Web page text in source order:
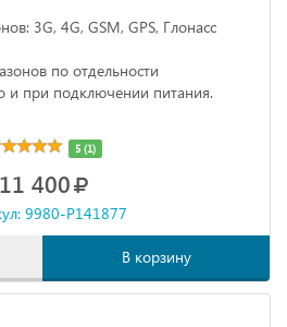
3G, 4G, GSM, GPS, Глонасс
по отдельности
и при подключении питания.
5 (1)
11 400
9980-P141877
В корзину